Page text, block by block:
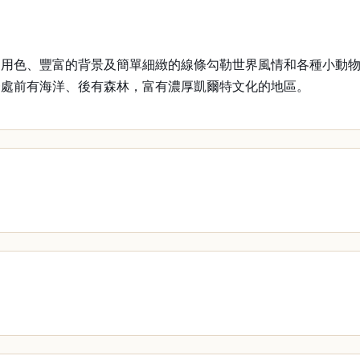
色、豐富的背景及簡單細緻的線條勾勒世界風情和各種小動
前有海洋、後有森林，富有濃厚凱爾特文化的地區。